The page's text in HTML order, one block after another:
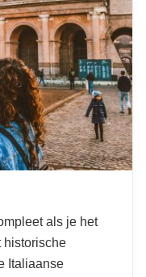
als je het
historische
Italiaanse